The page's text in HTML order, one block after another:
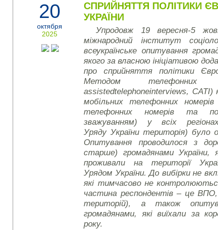
20
октября
2025
СПРИЙНЯТТЯ ПОЛІТИКИ
УКРАЇНИ
Упродовж 19 вересня-5
міжнародний інститут
всеукраїнське опитування
якого за власною ініціативою
про сприйняття політики
Методом
assistedtelephoneinterviews, CATI)
мобільних телефонних
телефонних номерів та
зважуванням) у всіх
Уряду України територія) було
Опитування проводилося з
старше) громадянами України,
проживали на території
Урядом України. До вибірки не
які тимчасово не
частина респондентів – це ВПО,
територій), а також
громадянами, які виїхали за
року.